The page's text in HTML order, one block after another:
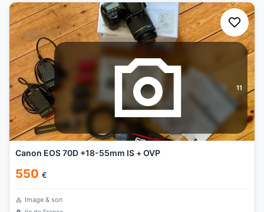
11
Canon EOS 70D +18-55mm IS + OVP
550 €
Image & son